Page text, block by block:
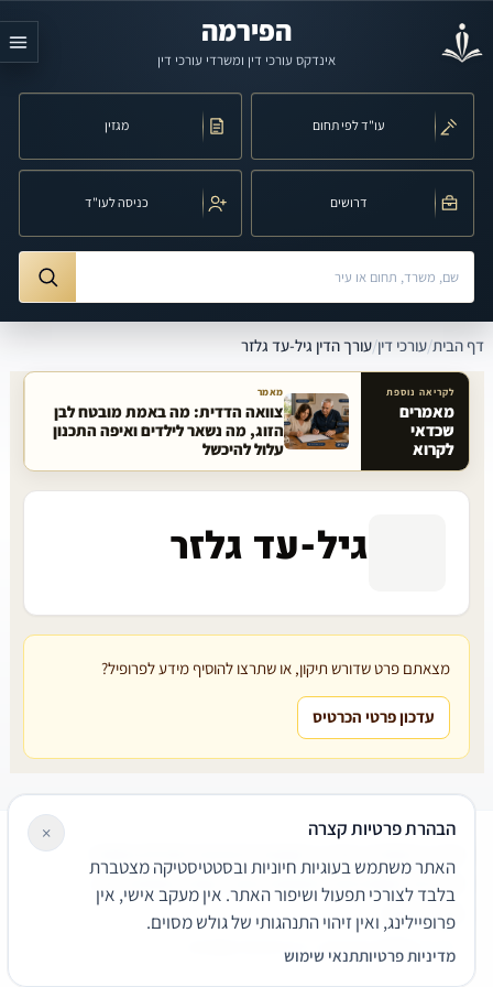
הפירמה
אינדקס עורכי דין ומשרדי עורכי דין
עו"ד לפי תחום מגזין
דרושים כניסה לעו"ד
חיפוש לפי שם, משרד, תחום משפט או עיר
דף הבית/עורכי דין/עורך הדין גיל-עד גלזר
מאמרים קשורים באתר
לקריאה נוספת
מאמרים
שכדאי
לקרוא
מאמר
צוואה הדדית: מה באמת מובטח לבן
הזוג, מה נשאר לילדים ואיפה התכנון
עלול להיכשל
גיל-עד גלזר
מצאתם פרט שדורש תיקון, או שתרצו להוסיף מידע לפרופיל?
עדכון פרטי הכרטיס
שירותים משפטיים
דרושים צור קשר נגישותפרטיות
תנאי שימוש
© 2026 הפירמה. כל הזכויות שמורות.
הבהרת פרטיות קצרה
האתר משתמש בעוגיות חיוניות ובסטטיסטיקה מצטברת
בלבד לצורכי תפעול ושיפור האתר. אין מעקב אישי, אין
פרופיילינג, ואין זיהוי התנהגותי של גולש מסוים.
מדיניות פרטיותתנאי שימוש
×